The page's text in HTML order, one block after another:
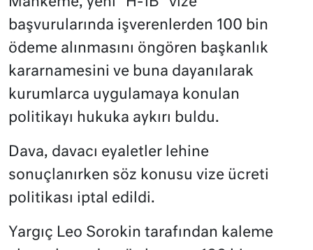
başvurularında işverenlerden 100 bin
ödeme alınmasını öngören başkanlık
kararnamesini ve buna dayanılarak
kurumlarca uygulamaya konulan
politikayı hukuka aykırı buldu.
Dava, davacı eyaletler lehine
sonuçlanırken söz konusu vize ücreti
politikası iptal edildi.
Yargıç Leo Sorokin tarafından kaleme